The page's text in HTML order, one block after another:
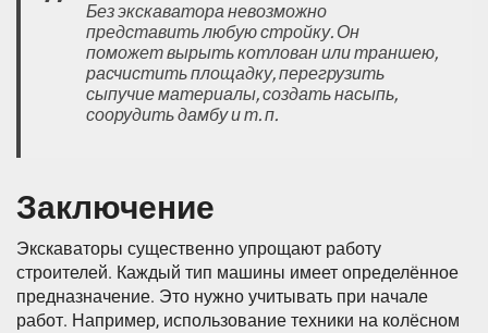
Без экскаватора невозможно
представить любую стройку. Он
поможет вырыть котлован или траншею,
расчистить площадку, перегрузить
сыпучие материалы, создать насыпь,
соорудить дамбу и т. п.
Заключение
Экскаваторы существенно упрощают работу
строителей. Каждый тип машины имеет определённое
предназначение. Это нужно учитывать при начале
работ. Например, использование техники на колёсном